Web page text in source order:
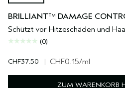
BRILLIANT™ DAMAGE
Schützt vor Hitzeschäden und
(0)
CHF37.50 | CHF0.15/ml
ZUM WARENKORB